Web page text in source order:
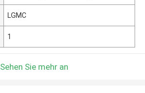
LGMC
1
Sehen Sie mehr an